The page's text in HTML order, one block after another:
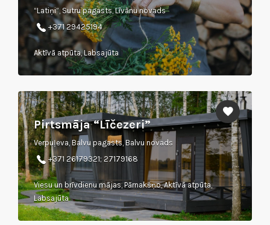
“Latiņi”, Sutru pagasts, Līvānu novads
+371 29425194
Aktīvā atpūta, Labsajūta
Pirtsmāja “Līčezeri”
Verpuļeva, Balvu pagasts, Balvu novads
+371 26179321; 27179168
Viesu un brīvdienu mājas, Pārnakšņo, Aktīvā atpūta,
Labsajūta